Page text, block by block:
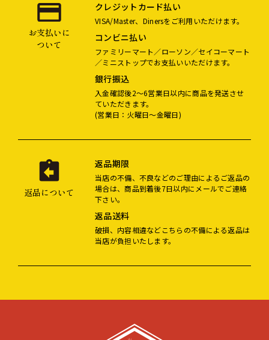
お支払いに
ついて
クレジットカード払い
VISA/Master、Dinersをご利用いただけます。
コンビニ払い
ファミリーマート／ローソン／セイコーマート
／ミニストップでお支払いいただけます。
銀行振込
入金確認後2～6営業日以内に商品を発送させ
ていただきます。
(営業日：火曜日～金曜日)
返品について
返品期限
当店の不備、不良などのご理由によるご返品の
場合は、商品到着後7日以内にメールでご連絡
下さい。
返品送料
破損、内容相違などこちらの不備による返品は
当店が負担いたします。